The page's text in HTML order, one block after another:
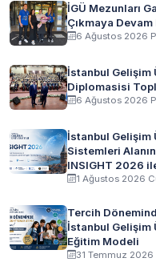
İGÜ Mezunları
Çıkmaya
6 Ağustos 2026
İstanbul Gelişim
Diplomasisi
6 Ağustos 2026
İstanbul Gelişim
Sistemleri
INSIGHT 2026
1 Ağustos 2026
Tercih
İstanbul Gelişim
Eğitim Modeli
31 Temmuz 2026